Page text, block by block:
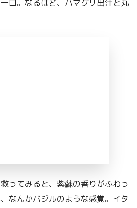
口。なるほど、ハマグリ出汁と丸
ってみると、紫蘇の香りがふわっ
なんかバジルのような感覚。イタ